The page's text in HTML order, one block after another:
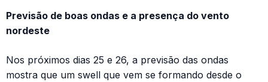
Previsão de boas ondas e a presença do vento
nordeste
Nos próximos dias 25 e 26, a previsão das ondas
mostra que um swell que vem se formando desde o